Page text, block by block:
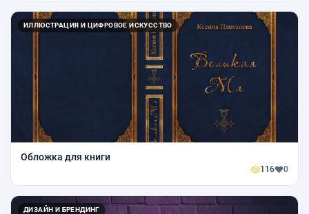
ИЛЛЮСТРАЦИЯ И ЦИФРОВОЕ ИСКУССТВО
Обложка для книги
116 0
ДИЗАЙН И БРЕНДИНГ